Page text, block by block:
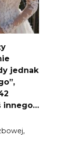
jednak
innego…